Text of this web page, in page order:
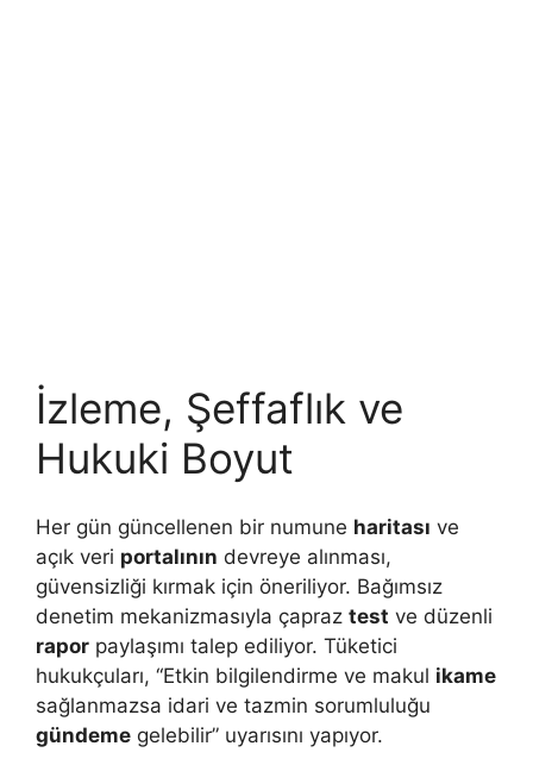
İzleme, Şeffaflık ve
Hukuki Boyut
Her gün güncellenen bir numune haritası ve
açık veri portalının devreye alınması,
güvensizliği kırmak için öneriliyor. Bağımsız
denetim mekanizmasıyla çapraz test ve düzenli
rapor paylaşımı talep ediliyor. Tüketici
hukukçuları, “Etkin bilgilendirme ve makul ikame
sağlanmazsa idari ve tazmin sorumluluğu
gündeme gelebilir” uyarısını yapıyor.